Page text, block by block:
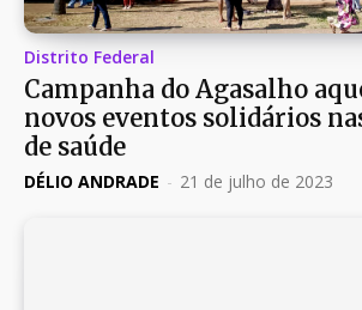
Distrito Federal
Campanha do Agasalho
novos eventos solidários
de saúde
DÉLIO ANDRADE - 21 de julho de 2023